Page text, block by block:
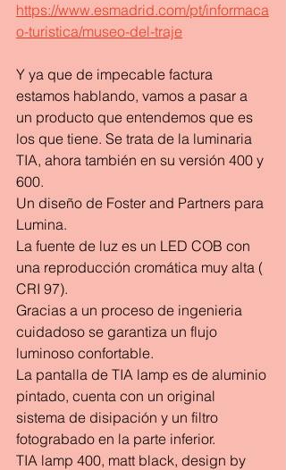
https://www.esmadrid.com/pt/informaca
o-turistica/museo-del-traje
Y ya que de impecable factura
estamos hablando, vamos a pasar a
un producto que entendemos que es
los que tiene. Se trata de la luminaria
TIA, ahora también en su versión 400 y
600.
Un diseño de Foster and Partners para
Lumina.
La fuente de luz es un LED COB con
una reproducción cromática muy alta (
CRI 97).
Gracias a un proceso de ingenieria
cuidadoso se garantiza un flujo
luminoso confortable.
La pantalla de TIA lamp es de aluminio
pintado, cuenta con un original
sistema de disipación y un filtro
fotograbado en la parte inferior.
TIA lamp 400, matt black, design by